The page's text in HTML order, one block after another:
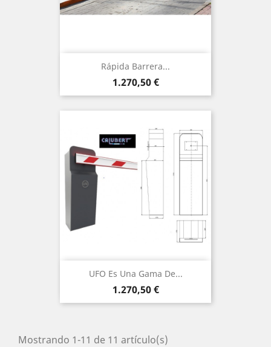
Rápida Barrera...
Precio
1.270,50 €
UFO Es Una Gama De...
Precio
1.270,50 €
Mostrando 1-11 de 11 artículo(s)